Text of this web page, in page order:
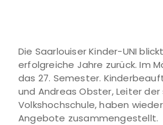
Die Saarlouiser Kinder-UNI
erfolgreiche Jahre zurück. Im
das 27. Semester.
und Andreas Obster, Leiter
Volkshochschule, haben
Angebote zusammengestellt.